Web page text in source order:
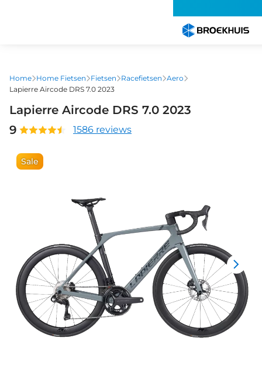
gaan
Home Home Fietsen Fietsen Racefietsen Aero
Lapierre Aircode DRS 7.0 2023
Lapierre Aircode DRS 7.0 2023
9
1586 reviews
Sale